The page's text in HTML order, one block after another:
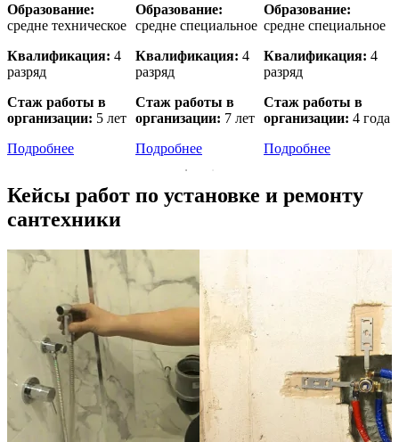
Образование:
средне техническое
Квалификация: 4
разряд
Стаж работы в
организации: 5 лет
Подробнее
Образование:
средне специальное
Квалификация: 4
разряд
Стаж работы в
организации: 7 лет
Подробнее
Образование:
средне специальное
Квалификация: 4
разряд
Стаж работы в
организации: 4 года
Подробнее
Кейсы работ по установке и ремонту
сантехники